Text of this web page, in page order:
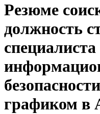
Резюме
должность
специалиста
графиком в